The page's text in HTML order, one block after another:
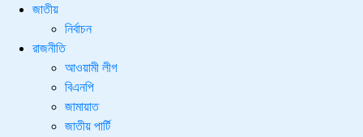
জাতীয়
নির্বাচন
রাজনীতি
আওয়ামী লীগ
বিএনপি
জামায়াত
জাতীয় পার্টি